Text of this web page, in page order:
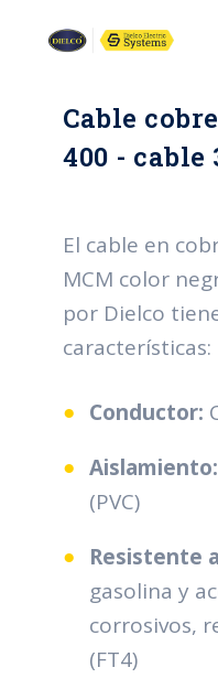
Cable
400 - cable
El cable en
MCM color
por Dielco
características:
Conductor:
Aislamiento:
(PVC)
Resistente a
gasolina y
corrosivos,
(FT4)